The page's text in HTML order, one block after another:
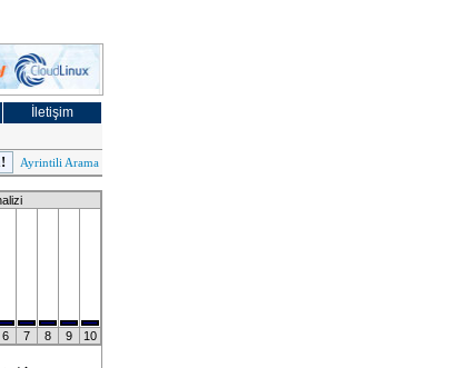
İletişim
Ayrintili Arama
6 7 8 9 10